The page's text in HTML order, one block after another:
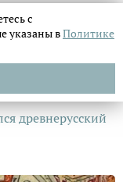
древнерусский
с
указаны вПолитике